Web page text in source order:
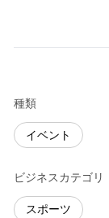
種類
イベント
ビジネスカテゴリ
スポーツ